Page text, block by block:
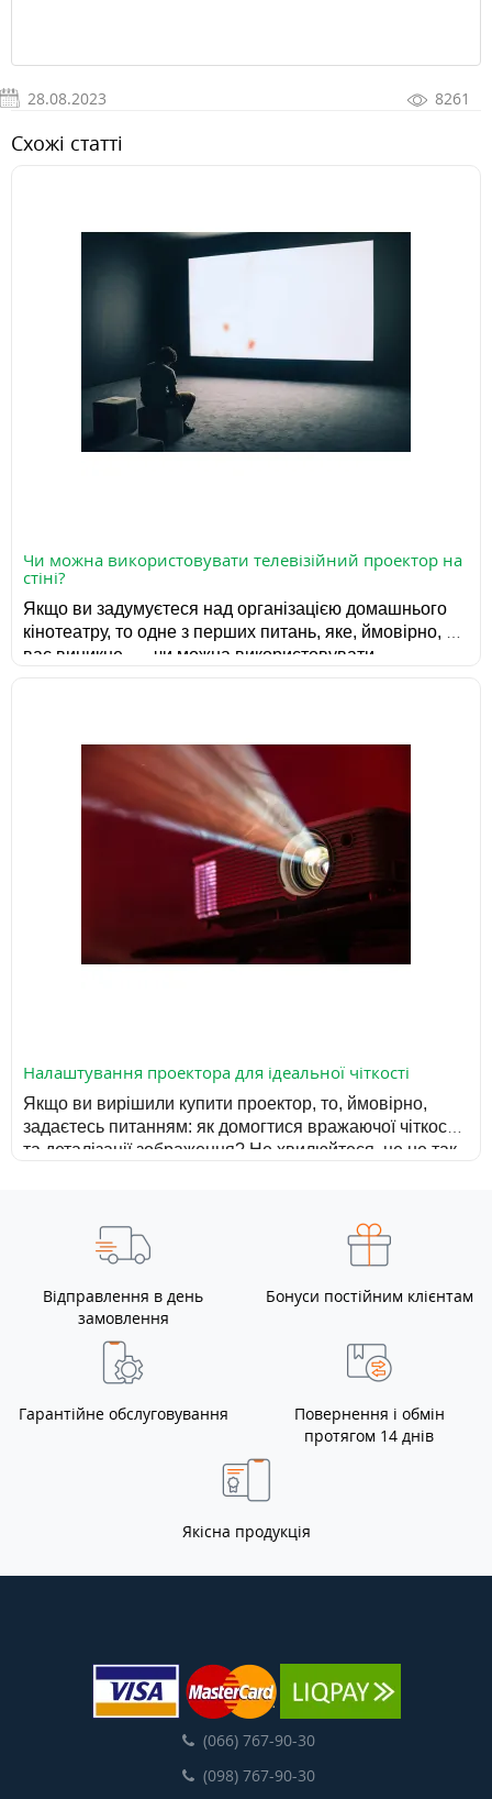
28.08.2023 8261
Схожі статті
Чи можна використовувати телевізійний проектор на
стіні?
Якщо ви задумуєтеся над організацією домашнього
кінотеатру, то одне з перших питань, яке, ймовірно, у
вас виникне, — чи можна використовувати
Налаштування проектора для ідеальної чіткості
Якщо ви вирішили купити проектор, то, ймовірно,
задаєтесь питанням: як домогтися вражаючої чіткості
та деталізації зображення? Не хвилюйтеся, це не так
насолоджуватися кожним моментом перегляду.
Відправлення в день
замовлення
Бонуси постійним клієнтам
Гарантійне обслуговування
Повернення і обмін
протягом 14 днів
Якісна продукція
(066) 767-90-30
(098) 767-90-30